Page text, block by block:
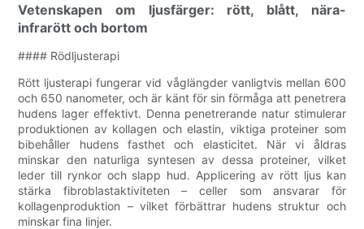
Vetenskapen om ljusfärger: rött, blått, nära-
infrarött och bortom
#### Rödljusterapi
Rött ljusterapi fungerar vid våglängder vanligtvis mellan 600
och 650 nanometer, och är känt för sin förmåga att penetrera
hudens lager effektivt. Denna penetrerande natur stimulerar
produktionen av kollagen och elastin, viktiga proteiner som
bibehåller hudens fasthet och elasticitet. När vi åldras
minskar den naturliga syntesen av dessa proteiner, vilket
leder till rynkor och slapp hud. Applicering av rött ljus kan
stärka fibroblastaktiviteten – celler som ansvarar för
kollagenproduktion – vilket förbättrar hudens struktur och
minskar fina linjer.